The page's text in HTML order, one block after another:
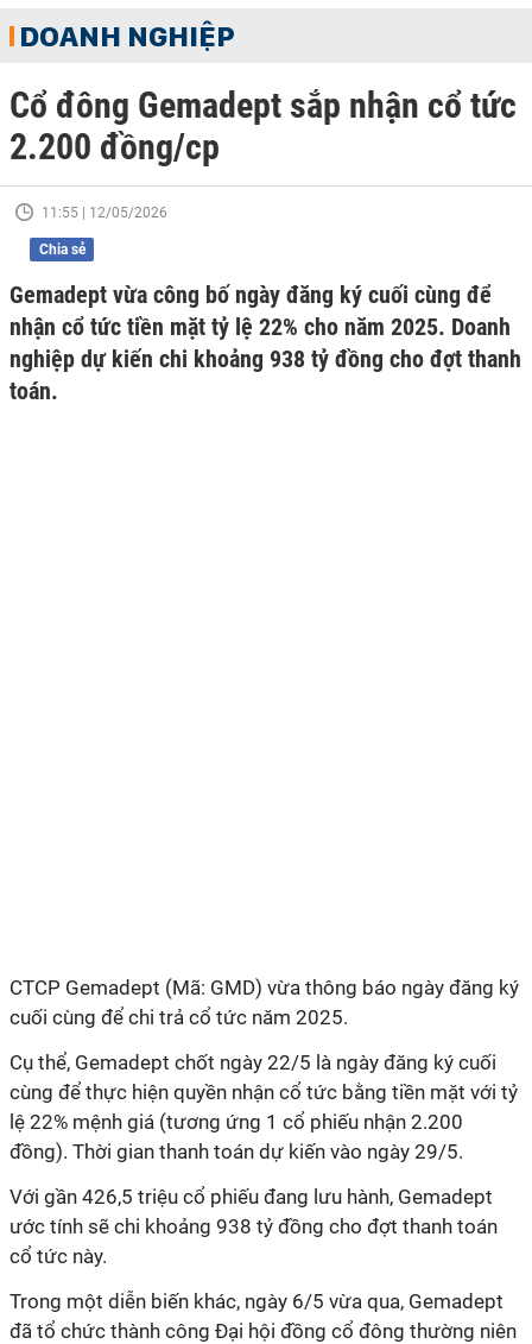
DOANH NGHIỆP
Cổ đông Gemadept sắp nhận cổ tức
2.200 đồng/cp
11:55 | 12/05/2026
Chia sẻ
Gemadept vừa công bố ngày đăng ký cuối cùng để
nhận cổ tức tiền mặt tỷ lệ 22% cho năm 2025. Doanh
nghiệp dự kiến chi khoảng 938 tỷ đồng cho đợt thanh
toán.
CTCP Gemadept (Mã: GMD) vừa thông báo ngày đăng ký
cuối cùng để chi trả cổ tức năm 2025.
Cụ thể, Gemadept chốt ngày 22/5 là ngày đăng ký cuối
cùng để thực hiện quyền nhận cổ tức bằng tiền mặt với tỷ
lệ 22% mệnh giá (tương ứng 1 cổ phiếu nhận 2.200
đồng). Thời gian thanh toán dự kiến vào ngày 29/5.
Với gần 426,5 triệu cổ phiếu đang lưu hành, Gemadept
ước tính sẽ chi khoảng 938 tỷ đồng cho đợt thanh toán
cổ tức này.
Trong một diễn biến khác, ngày 6/5 vừa qua, Gemadept
đã tổ chức thành công Đại hội đồng cổ đông thường niên